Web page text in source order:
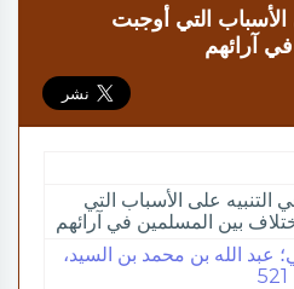
الأسباب التي أوجبت
آرائهم
التنبيه على الأسباب التي
بين المسلمين في آرائهم
عبد الله بن محمد بن السيد،